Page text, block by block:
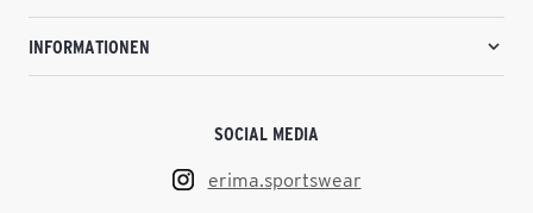
INFORMATIONEN
SOCIAL MEDIA
erima.sportswear